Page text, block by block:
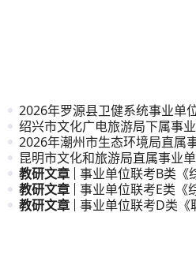
2026年罗源县卫健系统事业单
公告
绍兴市文化广电旅游局下属事
次人才公
2026年潮州市生态环境局直属
公开招
昆明市文化和旅游局直属事业
员公告
教研文章 事业单位联考B类《
教研文章 事业单位联考E类《
教研文章 事业单位联考D类《